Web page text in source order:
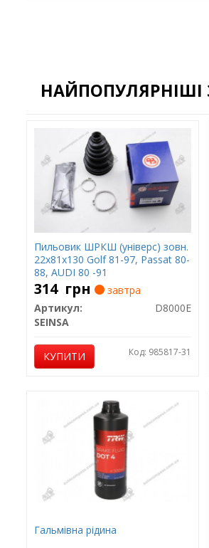
НАЙПОПУЛЯРНІШІ
Пильовик ШРКШ (універс) зовн.
22x81x130 Golf 81-97, Passat 80-
88, AUDI 80 -91
314 грн
завтра
Артикул:
D8000E
SEINSA
КУПИТИ Код: 985817-31
Гальмівна рідина